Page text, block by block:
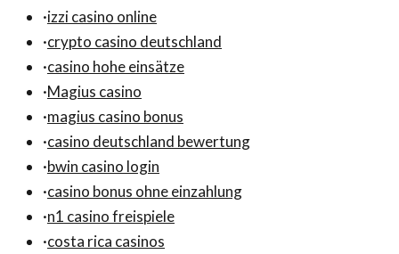
·izzi casino online
·crypto casino deutschland
·casino hohe einsätze
·Magius casino
·magius casino bonus
·casino deutschland bewertung
·bwin casino login
·casino bonus ohne einzahlung
·n1 casino freispiele
·costa rica casinos